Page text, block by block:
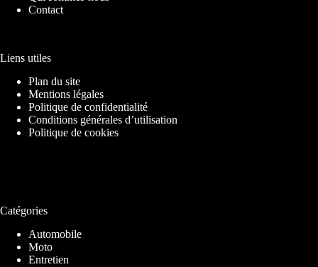
Contact
Liens utiles
Plan du site
Mentions légales
Politique de confidentialité
Conditions générales d’utilisation
Politique de cookies
Catégories
Automobile
Moto
Entretien